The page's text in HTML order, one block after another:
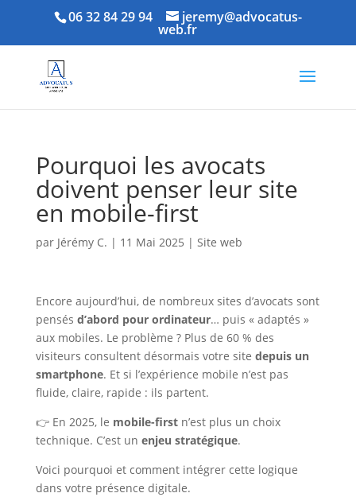
06 32 84 29 94 jeremy@advocatus-
web.fr
Pourquoi les avocats
doivent penser leur site
en mobile-first
par Jérémy C. | 11 Mai 2025 | Site web
Encore aujourd’hui, de nombreux sites d’avocats sont
pensés d’abord pour ordinateur… puis « adaptés »
aux mobiles. Le problème ? Plus de 60 % des
visiteurs consultent désormais votre site depuis un
smartphone. Et si l’expérience mobile n’est pas
fluide, claire, rapide : ils partent.
👉 En 2025, le mobile-firstn’est plus un choix
technique. C’est un enjeu stratégique.
Voici pourquoi et comment intégrer cette logique
dans votre présence digitale.